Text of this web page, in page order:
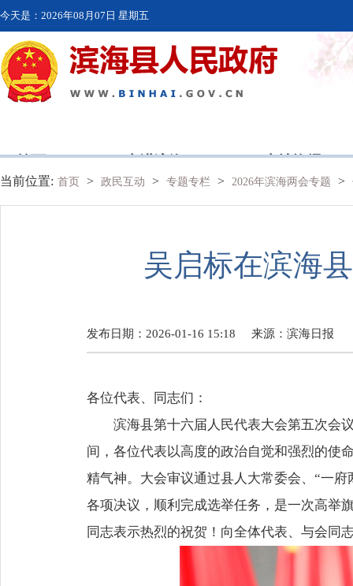
今天是： 2026年08月07日 星期五
首页 走进滨海 本地资讯
当前位置: 首页 > 政民互动 > 专题专栏 > 2026年滨海两会专题 >
吴启标在滨海
发布日期：2026-01-16 15:18 来源： 滨海日报
各位代表、同志们：
滨海县第十六届人民代表大会第五次会
间，各位代表以高度的政治自觉和强烈的使
精气神。大会审议通过县人大常委会、“一
各项决议，顺利完成选举任务，是一次高举
同志表示热烈的祝贺！向全体代表、与会同